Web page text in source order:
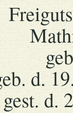
d.
gest. d.